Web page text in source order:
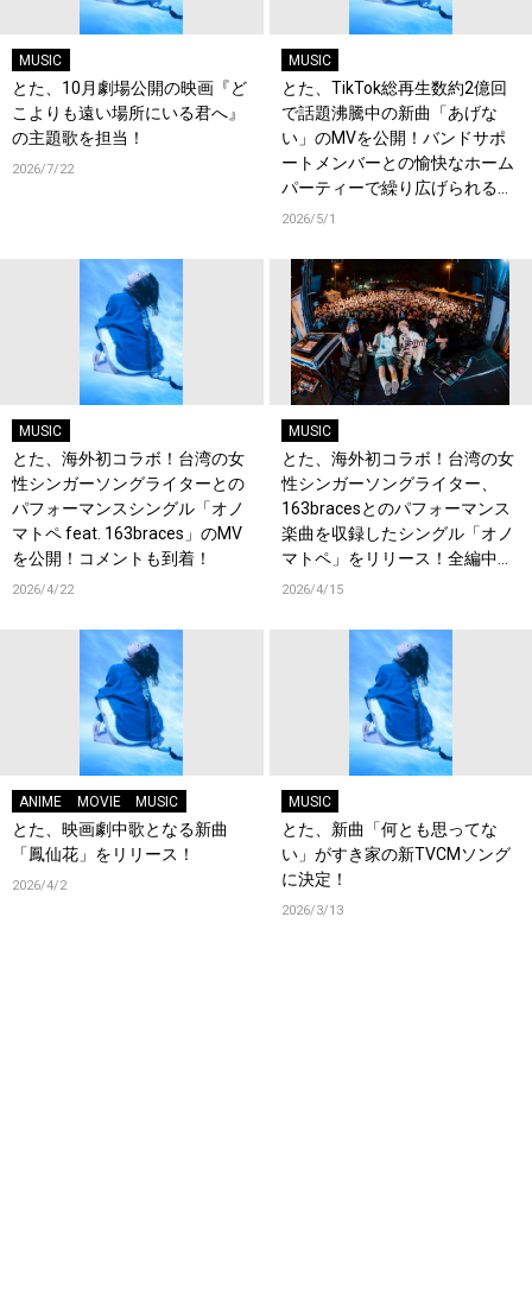
MUSIC
とた、10月劇場公開の映画『ど
こよりも遠い場所にいる君へ』
の主題歌を担当！
2026/7/22
MUSIC
とた、TikTok総再生数約2億回
で話題沸騰中の新曲「あげな
い」のMVを公開！バンドサポ
ートメンバーとの愉快なホーム
パーティーで繰り広げられるパ
フォーマンス映像に注目！
2026/5/1
MUSIC
とた、海外初コラボ！台湾の女
性シンガーソングライターとの
パフォーマンスシングル「オノ
マトペ feat. 163braces」のMV
を公開！コメントも到着！
2026/4/22
MUSIC
とた、海外初コラボ！台湾の女
性シンガーソングライター、
163bracesとのパフォーマンス
楽曲を収録したシングル「オノ
マトペ」をリリース！全編中国
語詞にも初チャレンジ！コメン
2026/4/15
ANIME MOVIE MUSIC
とた、映画劇中歌となる新曲
「鳳仙花」をリリース！
2026/4/2
MUSIC
とた、新曲「何とも思ってな
い」がすき家の新TVCMソング
に決定！
2026/3/13